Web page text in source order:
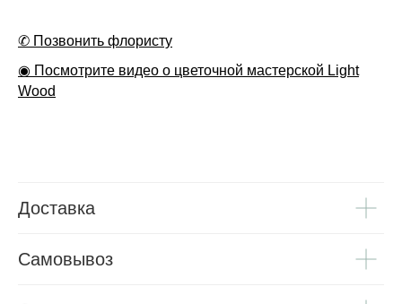
✆ Позвонить флористу
◉ Посмотрите видео о цветочной мастерской Light
Wood
Доставка
Самовывоз